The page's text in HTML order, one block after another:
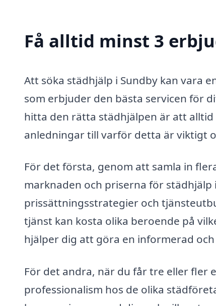
Få alltid minst 3
Att söka städhjälp i Sundby kan vara
som erbjuder den bästa servicen för
hitta den rätta städhjälpen är att
anledningar till varför detta är viktigt
För det första, genom att samla in
marknaden och priserna för
prissättningsstrategier och
tjänst kan kosta olika beroende på
hjälper dig att göra en informerad
För det andra, när du får tre eller fler
professionalism hos de olika